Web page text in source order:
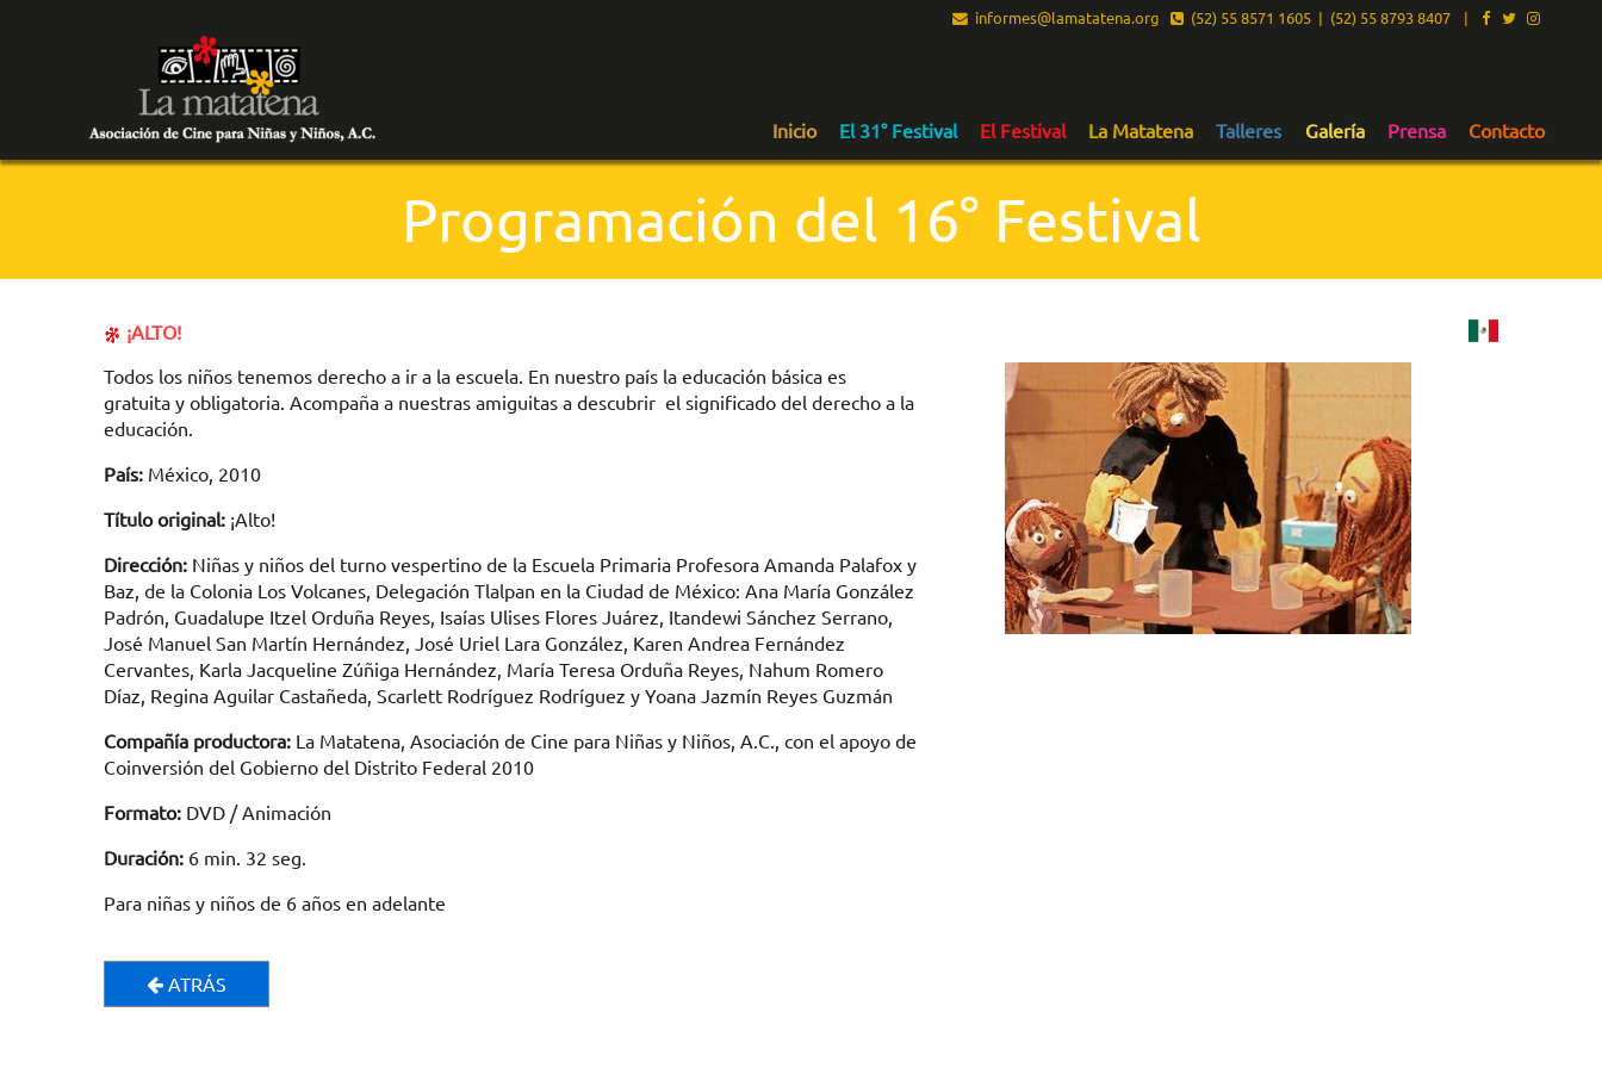
informes@lamatatena.org (52) 55 8571 1605 | (52) 55 8793 8407 |
Inicio El 31° Festival El Festival La Matatena Talleres Galería Prensa Contacto
Programación del 16° Festival
¡ALTO!
Todos los niños tenemos derecho a ir a la escuela. En nuestro país la educación básica es
gratuita y obligatoria. Acompaña a nuestras amiguitas a descubrir el significado del derecho a la
educación.
País: México, 2010
Título original: ¡Alto!
Dirección: Niñas y niños del turno vespertino de la Escuela Primaria Profesora Amanda Palafox y
Baz, de la Colonia Los Volcanes, Delegación Tlalpan en la Ciudad de México: Ana María González
Padrón, Guadalupe Itzel Orduña Reyes, Isaías Ulises Flores Juárez, Itandewi Sánchez Serrano,
José Manuel San Martín Hernández, José Uriel Lara González, Karen Andrea Fernández
Cervantes, Karla Jacqueline Zúñiga Hernández, María Teresa Orduña Reyes, Nahum Romero
Díaz, Regina Aguilar Castañeda, Scarlett Rodríguez Rodríguez y Yoana Jazmín Reyes Guzmán
Compañía productora: La Matatena, Asociación de Cine para Niñas y Niños, A.C., con el apoyo de
Coinversión del Gobierno del Distrito Federal 2010
Formato: DVD / Animación
Duración: 6 min. 32 seg.
Para niñas y niños de 6 años en adelante
ATRÁS